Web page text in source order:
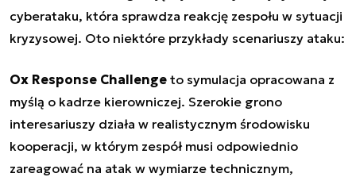
cyberataku, która sprawdza reakcję zespołu w sytuacji
kryzysowej. Oto niektóre przykłady scenariuszy ataku:
Ox Response Challenge to symulacja opracowana z
myślą o kadrze kierowniczej. Szerokie grono
interesariuszy działa w realistycznym środowisku
kooperacji, w którym zespół musi odpowiednio
zareagować na atak w wymiarze technicznym,